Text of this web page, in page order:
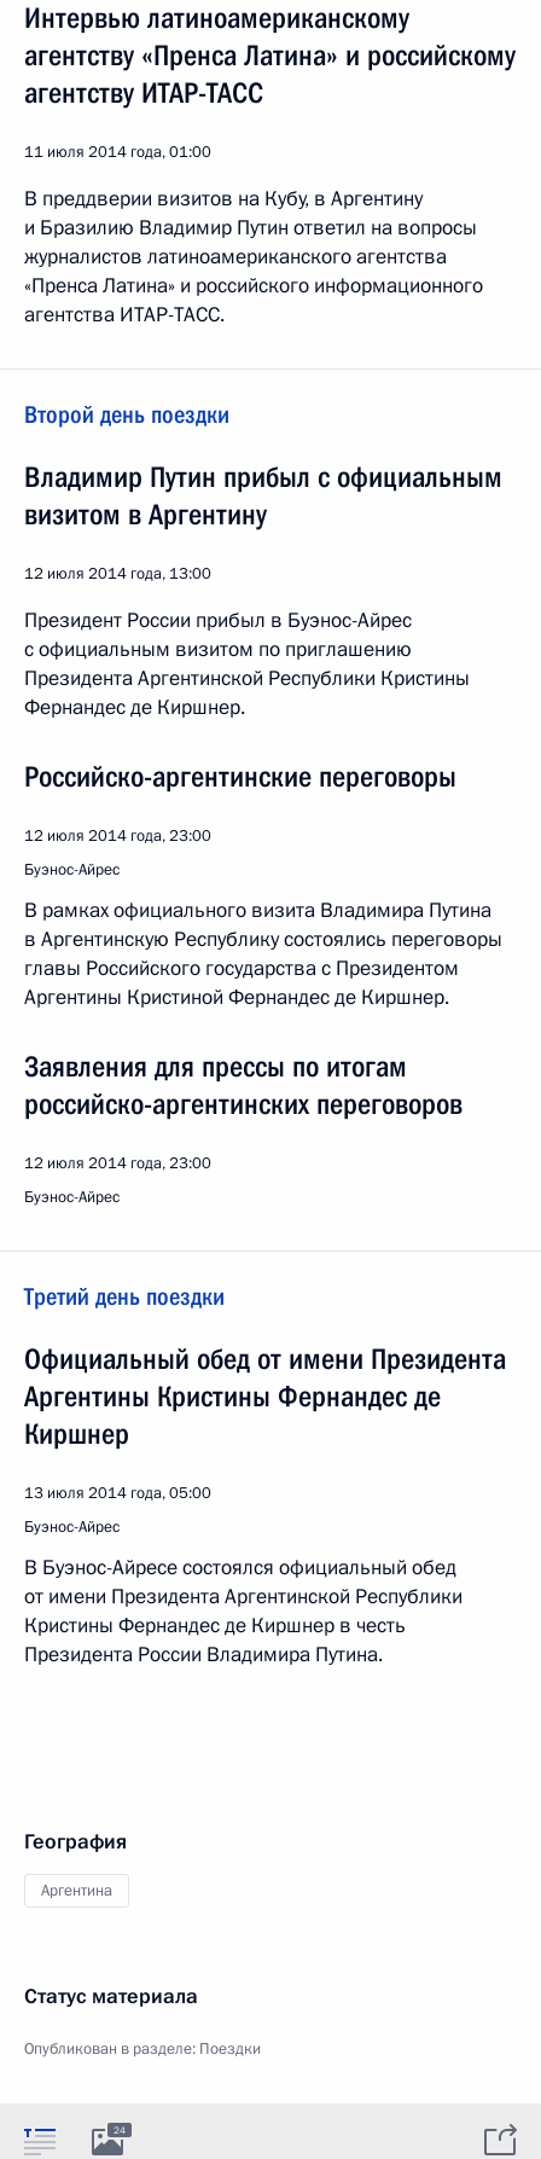
Интервью латиноамериканскому
агентству «Пренса Латина» и российскому
агентству ИТАР-ТАСС
11 июля 2014 года, 01:00
В преддверии визитов на Кубу, в Аргентину
и Бразилию Владимир Путин ответил на вопросы
журналистов латиноамериканского агентства
«Пренса Латина» и российского информационного
агентства ИТАР-ТАСС.
Второй день поездки
Владимир Путин прибыл с официальным
визитом в Аргентину
12 июля 2014 года, 13:00
Президент России прибыл в Буэнос-Айрес
с официальным визитом по приглашению
Президента Аргентинской Республики Кристины
Фернандес де Киршнер.
Российско-аргентинские переговоры
12 июля 2014 года, 23:00
Буэнос-Айрес
В рамках официального визита Владимира Путина
в Аргентинскую Республику состоялись переговоры
главы Российского государства с Президентом
Аргентины Кристиной Фернандес де Киршнер.
Заявления для прессы по итогам
российско-аргентинских переговоров
12 июля 2014 года, 23:00
Буэнос-Айрес
Третий день поездки
Официальный обед от имени Президента
Аргентины Кристины Фернандес де
Киршнер
13 июля 2014 года, 05:00
Буэнос-Айрес
В Буэнос-Айресе состоялся официальный обед
от имени Президента Аргентинской Республики
Кристины Фернандес де Киршнер в честь
Президента России Владимира Путина.
География
Аргентина
Статус материала
Опубликован в разделе: Поездки
24